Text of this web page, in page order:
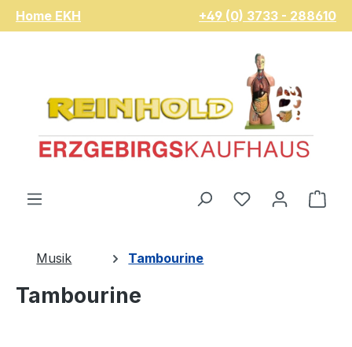
Zum Hauptinhalt springen
Home EKH +49 (0) 3733 - 288610
Du hast 0
Musik Tambourine
Tambourine